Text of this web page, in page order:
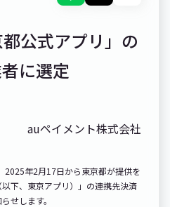
公式アプリ」の
に選定
auペイメント株式会社
2025年2月17日から東京都が提供を
下、東京アプリ）」の連携先決済
せします。